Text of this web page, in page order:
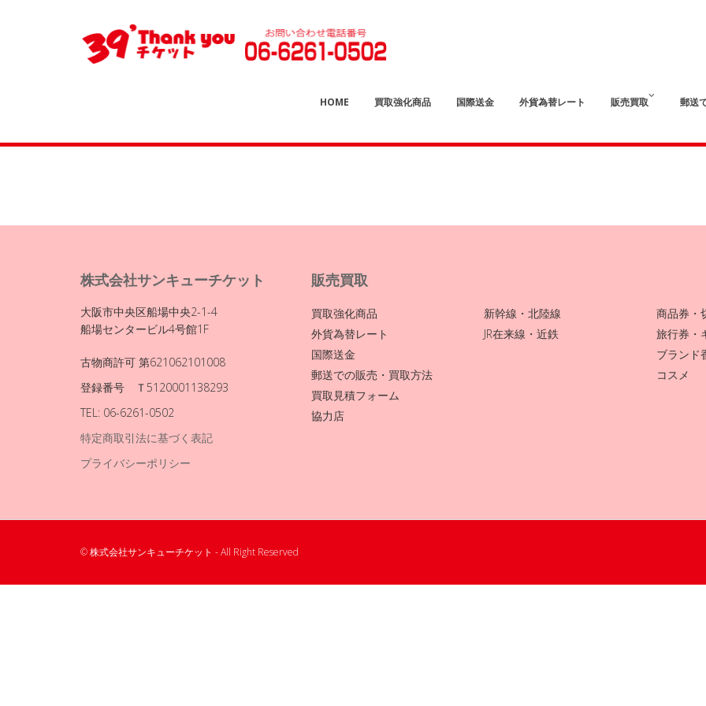
HOME 買取強化商品 国際送金 外貨為替レート 販売買取 郵送
株式会社サンキューチケット
大阪市中央区船場中央2-1-4
船場センタービル4号館1F
古物商許可 第621062101008
登録番号 Ｔ5120001138293
TEL: 06-6261-0502
特定商取引法に基づく表記
プライバシーポリシー
販売買取
買取強化商品
外貨為替レート
国際送金
郵送での販売・買取方法
買取見積フォーム
協力店
新幹線・北陸線
JR在来線・近鉄
商品券・
旅行券・
ブランド
コスメ
© 株式会社サンキューチケット - All Right Reserved